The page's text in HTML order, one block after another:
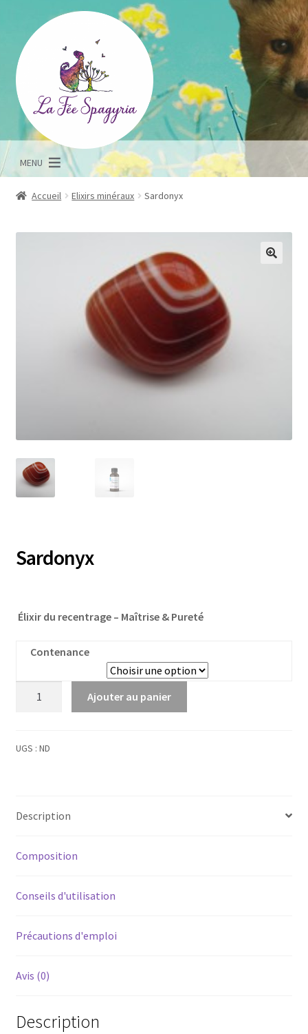
la
navigation
contenu
MENU
Accueil Elixirs minéraux Sardonyx
Sardonyx
Élixir du recentrage – Maîtrise & Pureté
Contenance
Ajouter au panier
UGS : ND
Description
Composition
Conseils d'utilisation
Précautions d'emploi
Avis (0)
Description